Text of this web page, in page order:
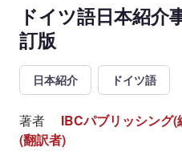
ドイツ語日本紹
訂版
日本紹介 ドイツ語
著者 IBCパブリッシング(
(翻訳者)